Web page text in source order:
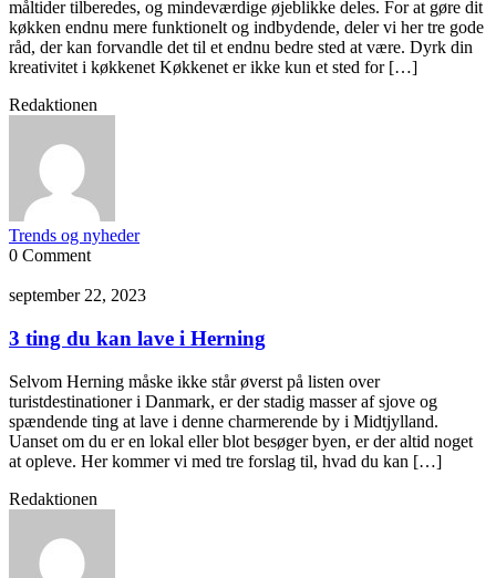
måltider tilberedes, og mindeværdige øjeblikke deles. For at gøre dit
køkken endnu mere funktionelt og indbydende, deler vi her tre gode
råd, der kan forvandle det til et endnu bedre sted at være. Dyrk din
kreativitet i køkkenet Køkkenet er ikke kun et sted for […]
Redaktionen
Trends og nyheder
0 Comment
september 22, 2023
3 ting du kan lave i Herning
Selvom Herning måske ikke står øverst på listen over
turistdestinationer i Danmark, er der stadig masser af sjove og
spændende ting at lave i denne charmerende by i Midtjylland.
Uanset om du er en lokal eller blot besøger byen, er der altid noget
at opleve. Her kommer vi med tre forslag til, hvad du kan […]
Redaktionen